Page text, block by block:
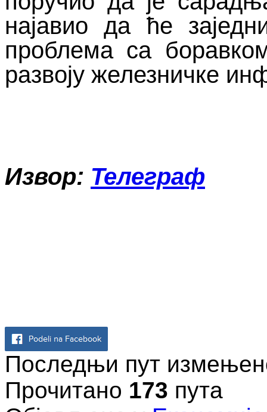
најавио да ће
проблема са
развоју железничке
Извор: Телеграф
Последњи пут
Прочитано 173 пута